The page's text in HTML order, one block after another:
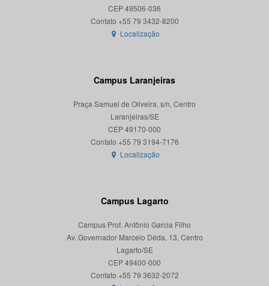
CEP 49506-036
Localização
Campus Laranjeiras
Praça Samuel de Oliveira, s/n, Centro
Laranjeiras/SE
CEP 49170-000
Localização
Campus Lagarto
Campus Prof. Antônio Garcia Filho
Av. Governador Marcelo Déda, 13, Centro
Lagarto/SE
CEP 49400-000